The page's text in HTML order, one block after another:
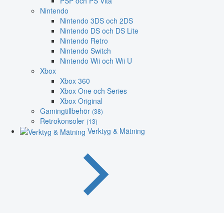
Nintendo
Nintendo 3DS och 2DS
Nintendo DS och DS Lite
Nintendo Retro
Nintendo Switch
Nintendo Wii och Wii U
Xbox
Xbox 360
Xbox One och Series
Xbox Original
Gamingtillbehör (38)
Retrokonsoler (13)
Verktyg & Mätning